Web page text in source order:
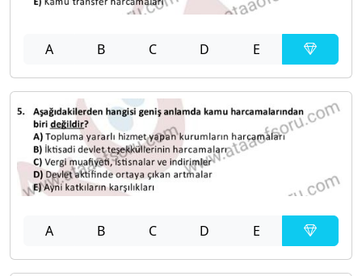
A B C D E
A B C D E